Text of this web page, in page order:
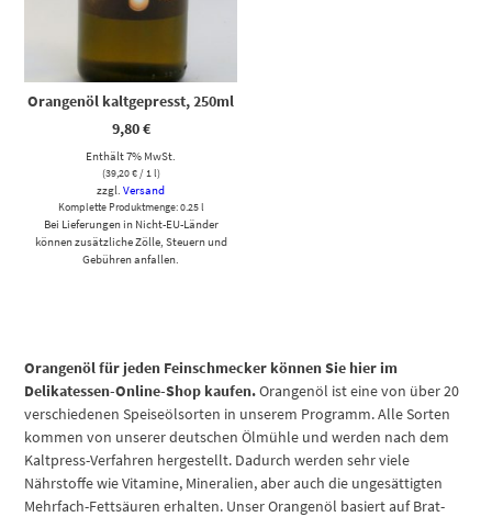
Orangenöl kaltgepresst, 250ml
9,80€
Enthält 7% MwSt.
(39,20€/ 1 l)
zzgl.Versand
Komplette Produktmenge: 0.25 l
Bei Lieferungen in Nicht-EU-Länder
können zusätzliche Zölle, Steuern und
Gebühren anfallen.
Orangenöl für jeden Feinschmecker können Sie hier im
Delikatessen-Online-Shop kaufen.Orangenöl ist eine von über 20
verschiedenen Speiseölsorten in unserem Programm. Alle Sorten
kommen von unserer deutschen Ölmühle und werden nach dem
Kaltpress-Verfahren hergestellt. Dadurch werden sehr viele
Nährstoffe wie Vitamine, Mineralien, aber auch die ungesättigten
Mehrfach-Fettsäuren erhalten. Unser Orangenöl basiert auf Brat-